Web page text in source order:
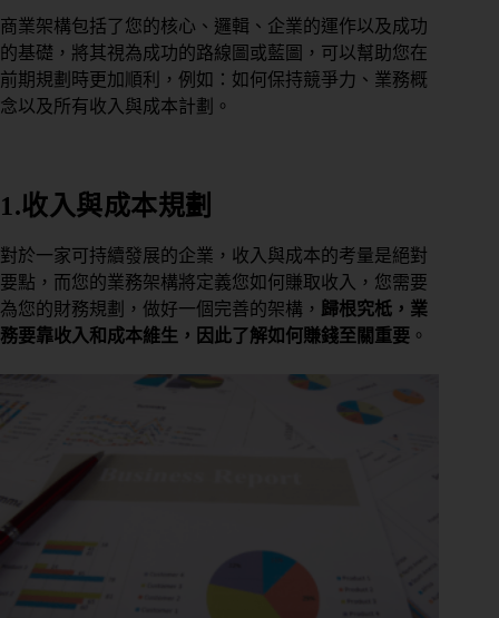
商業架構包括了您的核心、邏輯、企業的運作以及成功
的基礎，將其視為成功的路線圖或藍圖，可以幫助您在
前期規劃時更加順利，例如：如何保持競爭力、業務概
念以及所有收入與成本計劃。
1.收入與成本規劃
對於一家可持續發展的企業，收入與成本的考量是絕對
要點，而您的業務架構將定義您如何賺取收入，您需要
為您的財務規劃，做好一個完善的架構， 歸根究柢，業
務要靠收入和成本維生，因此了解如何賺錢至關重要 。